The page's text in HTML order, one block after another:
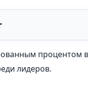
процентом
лидеров.